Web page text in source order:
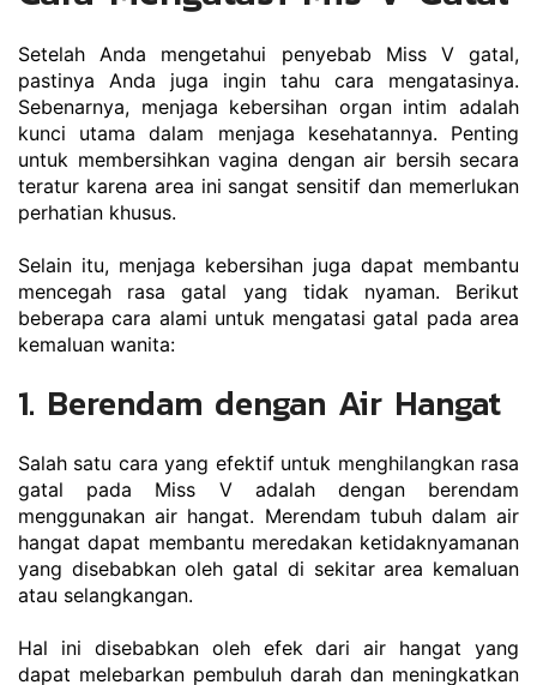
Setelah Anda mengetahui penyebab Miss V gatal,
pastinya Anda juga ingin tahu cara mengatasinya.
Sebenarnya, menjaga kebersihan organ intim adalah
kunci utama dalam menjaga kesehatannya. Penting
untuk membersihkan vagina dengan air bersih secara
teratur karena area ini sangat sensitif dan memerlukan
perhatian khusus.
Selain itu, menjaga kebersihan juga dapat membantu
mencegah rasa gatal yang tidak nyaman. Berikut
beberapa cara alami untuk mengatasi gatal pada area
kemaluan wanita:
1. Berendam dengan Air Hangat
Salah satu cara yang efektif untuk menghilangkan rasa
gatal pada Miss V adalah dengan berendam
menggunakan air hangat. Merendam tubuh dalam air
hangat dapat membantu meredakan ketidaknyamanan
yang disebabkan oleh gatal di sekitar area kemaluan
atau selangkangan.
Hal ini disebabkan oleh efek dari air hangat yang
dapat melebarkan pembuluh darah dan meningkatkan